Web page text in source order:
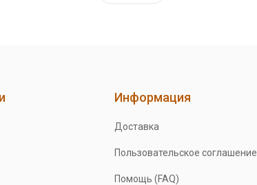
Информация
Доставка
Пользовательское соглашение
Помощь (FAQ)